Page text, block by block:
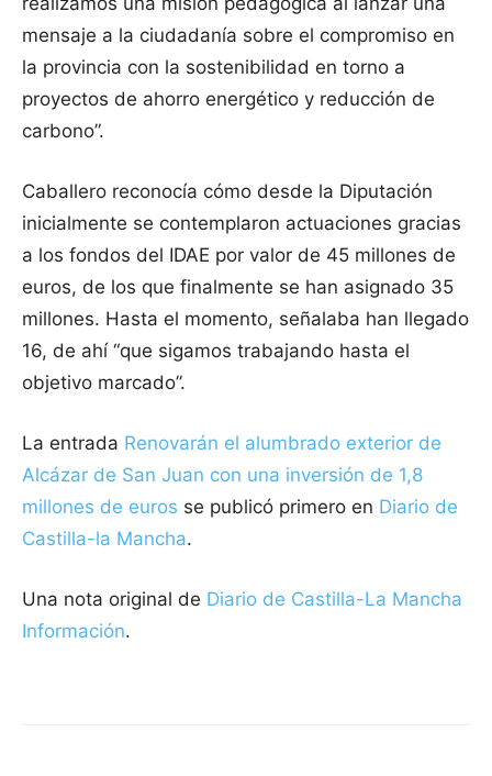
mensaje a la ciudadanía sobre el compromiso en
la provincia con la sostenibilidad en torno a
proyectos de ahorro energético y reducción de
carbono”.
Caballero reconocía cómo desde la Diputación
inicialmente se contemplaron actuaciones gracias
a los fondos del IDAE por valor de 45 millones de
euros, de los que finalmente se han asignado 35
millones. Hasta el momento, señalaba han llegado
16, de ahí “que sigamos trabajando hasta el
objetivo marcado”.
La entrada Renovarán el alumbrado exterior de
Alcázar de San Juan con una inversión de 1,8
millones de euros se publicó primero en Diario de
Castilla-la Mancha.
Una nota original de Diario de Castilla-La Mancha
Información.